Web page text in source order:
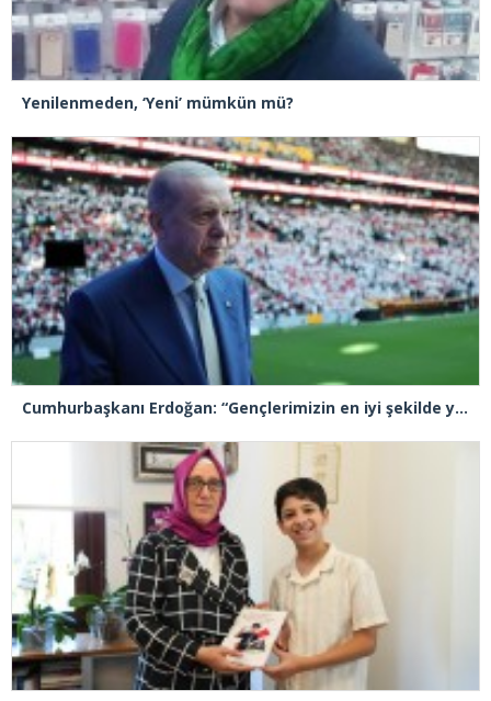
Yenilenmeden, ‘Yeni’ mümkün mü?
Cumhurbaşkanı Erdoğan: “Gençlerimizin en iyi şekilde yetişmeniz için tüm gücümüzle çalışıyoruz”